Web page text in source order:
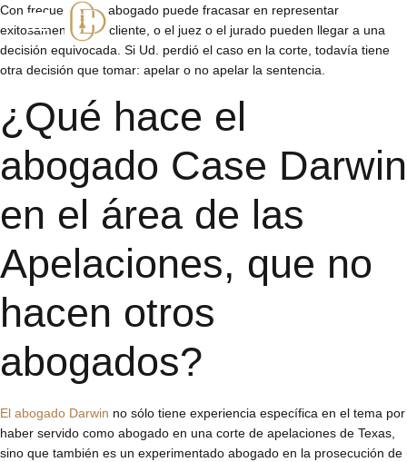
Con frecuencia, el abogado puede fracasar en representar
exitosamente a su cliente, o el juez o el jurado pueden llegar a una
decisión equivocada. Si Ud. perdió el caso en la corte, todavía tiene
otra decisión que tomar: apelar o no apelar la sentencia.
¿Qué hace el
abogado Case Darwin
en el área de las
Apelaciones, que no
hacen otros
abogados?
El abogado Darwin no sólo tiene experiencia específica en el tema por
haber servido como abogado en una corte de apelaciones de Texas,
sino que también es un experimentado abogado en la prosecución de